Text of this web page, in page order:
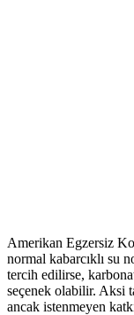
Amerikan Egzersiz
normal kabarcıklı su
tercih edilirse,
seçenek olabilir. Aksi
ancak istenmeyen